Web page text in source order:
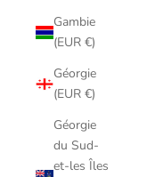
Gambie
(EUR €)
Géorgie
(EUR €)
Géorgie
du Sud-
et-les Îles